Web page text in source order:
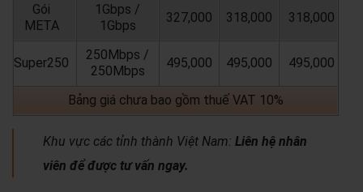
Gói
META
1Gbps /
1Gbps
327,000 318,000 318,000
Super250
250Mbps /
250Mbps
495,000 495,000 495,000
Bảng giá chưa bao gồm thuế VAT 10%
Khu vực các tỉnh thành Việt Nam: Liên hệ nhân
viên để được tư vấn ngay.